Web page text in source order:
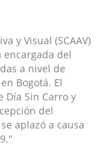
y Visual (SCAAV)
encargada del
a nivel de
Bogotá. El
Día Sin Carro y
del
aplazó a causa